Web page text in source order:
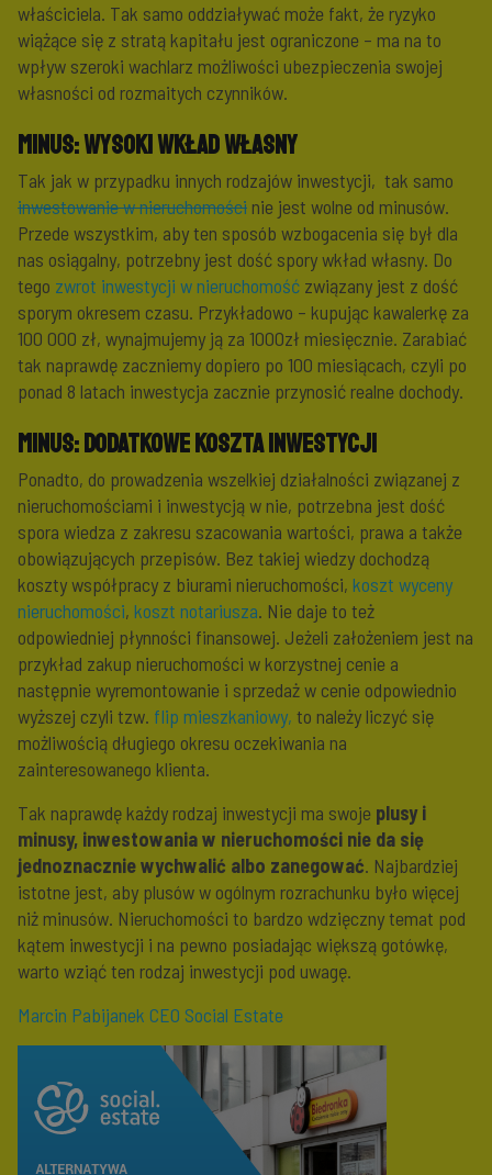
właściciela. Tak samo oddziaływać może fakt, że ryzyko
wiążące się z stratą kapitału jest ograniczone – ma na to
wpływ szeroki wachlarz możliwości ubezpieczenia swojej
własności od rozmaitych czynników.
MINUS:wysoki wkład własny
Tak jak w przypadku innych rodzajów inwestycji, tak samo
inwestowanie w nieruchomości nie jest wolne od minusów.
Przede wszystkim, aby ten sposób wzbogacenia się był dla
nas osiągalny, potrzebny jest dość spory wkład własny. Do
tego zwrot inwestycji w nieruchomość związany jest z dość
sporym okresem czasu. Przykładowo – kupując kawalerkę za
100 000 zł, wynajmujemy ją za 1000zł miesięcznie. Zarabiać
tak naprawdę zaczniemy dopiero po 100 miesiącach, czyli po
ponad 8 latach inwestycja zacznie przynosić realne dochody.
MINUS:dodatkowe koszta inwestycji
Ponadto, do prowadzenia wszelkiej działalności związanej z
nieruchomościami i inwestycją w nie, potrzebna jest dość
spora wiedza z zakresu szacowania wartości, prawa a także
obowiązujących przepisów. Bez takiej wiedzy dochodzą
koszty współpracy z biurami nieruchomości, koszt wyceny
nieruchomości, koszt notariusza. Nie daje to też
odpowiedniej płynności finansowej. Jeżeli założeniem jest na
przykład zakup nieruchomości w korzystnej cenie a
następnie wyremontowanie i sprzedaż w cenie odpowiednio
wyższej czyli tzw. flip mieszkaniowy, to należy liczyć się
możliwością długiego okresu oczekiwania na
zainteresowanego klienta.
Tak naprawdę każdy rodzaj inwestycji ma swoje plusy i
minusy, inwestowania w nieruchomości nie da się
jednoznacznie wychwalić albo zanegować. Najbardziej
istotne jest, aby plusów w ogólnym rozrachunku było więcej
niż minusów. Nieruchomości to bardzo wdzięczny temat pod
kątem inwestycji i na pewno posiadając większą gotówkę,
warto wziąć ten rodzaj inwestycji pod uwagę.
Marcin Pabijanek CEO Social Estate